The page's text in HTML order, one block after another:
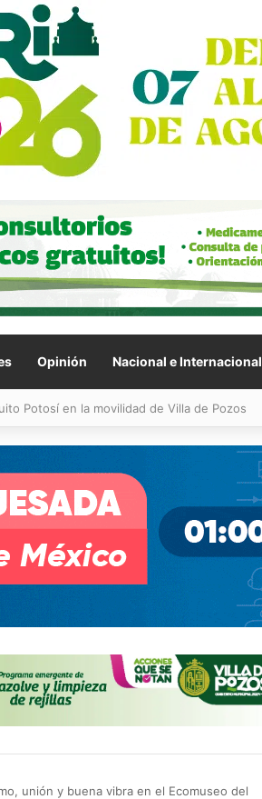
Opinión Nacional e Internacional
y de pastizales
unión y buena vibra en el Ecomuseo del